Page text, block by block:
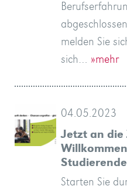
melden Sie
sich… »mehr
04.05.2023
Jetzt an die
Starten Sie